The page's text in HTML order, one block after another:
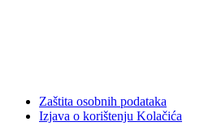
Zaštita osobnih podataka
Izjava o korištenju Kolačića